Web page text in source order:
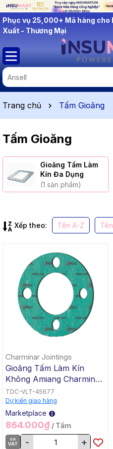
INSUMART: Lắng Nghe - Thấu
Phục vụ 25,000+ Mã hàng cho
Xuất - Thương Mại
Trang chủ Tấm Gioăng
Tấm Gioăng
Gioăng Tấm Làm
Kín Đa Dụng
(1 sản phẩm)
Xếp theo: Tên A-Z
Charminar Jointings
Gioăng Tấm Làm Kín
Không Amiang Charminar
HNA-200 Oil Chịu Dầu,
Nhiệt Độ Cao, Chịu Áp,
Khổ 1270mm x 1270mm,
Dày 1.0mm & 2.0mm
TDC-VLT-45677
Dự kiến giao hàng
Marketplace
864.000₫ / Tấm
có
VAT
- +